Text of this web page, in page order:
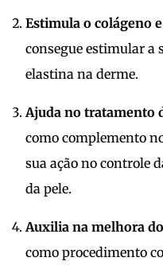
Estimula o colágeno
consegue estimular a
elastina na derme.
Ajuda no tratamento
como complemento
sua ação no controle
da pele.
Auxilia na melhora
como procedimento